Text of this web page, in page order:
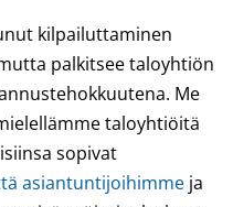
kilpailuttaminen
palkitsee taloyhtiön
Me
taloyhtiöitä
sopivat
asiantuntijoihimme ja